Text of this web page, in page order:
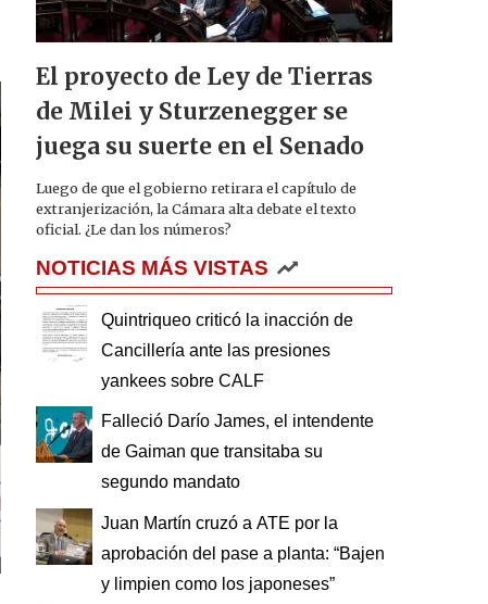
El proyecto de Ley de Tierras
de Milei y Sturzenegger se
juega su suerte en el Senado
Luego de que el gobierno retirara el capítulo de
extranjerización, la Cámara alta debate el texto
oficial. ¿Le dan los números?
NOTICIAS MÁS VISTAS
Quintriqueo criticó la inacción de
Cancillería ante las presiones
yankees sobre CALF
Falleció Darío James, el intendente
de Gaiman que transitaba su
segundo mandato
Juan Martín cruzó a ATE por la
aprobación del pase a planta: “Bajen
y limpien como los japoneses”